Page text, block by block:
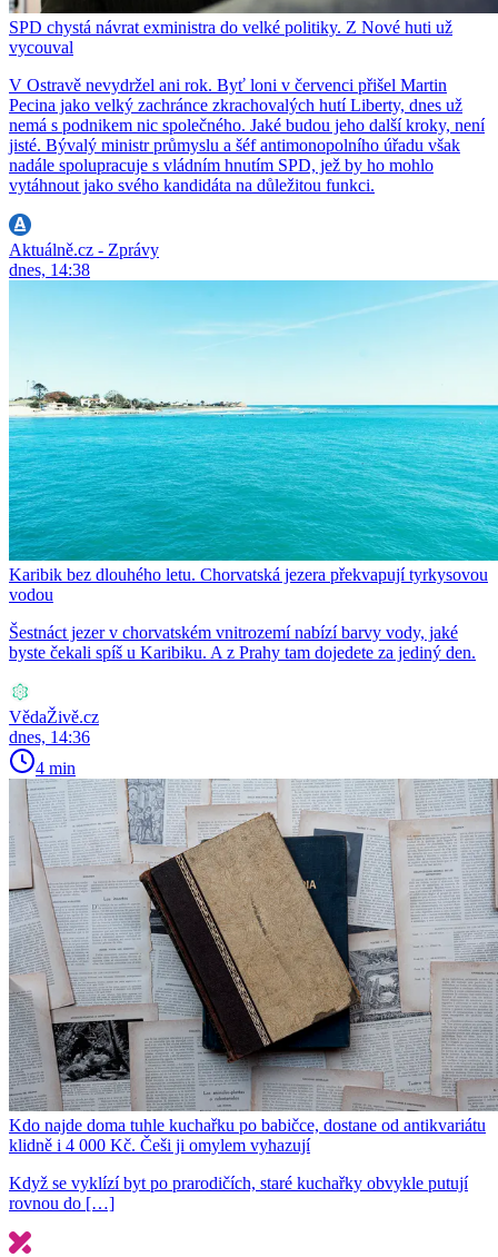
SPD chystá návrat exministra do velké politiky. Z Nové huti už
vycouval
V Ostravě nevydržel ani rok. Byť loni v červenci přišel Martin
Pecina jako velký zachránce zkrachovalých hutí Liberty, dnes už
nemá s podnikem nic společného. Jaké budou jeho další kroky, není
jisté. Bývalý ministr průmyslu a šéf antimonopolního úřadu však
nadále spolupracuje s vládním hnutím SPD, jež by ho mohlo
vytáhnout jako svého kandidáta na důležitou funkci.
Aktuálně.cz - Zprávy
dnes, 14:38
Karibik bez dlouhého letu. Chorvatská jezera překvapují tyrkysovou
vodou
Šestnáct jezer v chorvatském vnitrozemí nabízí barvy vody, jaké
byste čekali spíš u Karibiku. A z Prahy tam dojedete za jediný den.
VědaŽivě.cz
dnes, 14:36
4 min
Kdo najde doma tuhle kuchařku po babičce, dostane od antikvariátu
klidně i 4 000 Kč. Češi ji omylem vyhazují
Když se vyklízí byt po prarodičích, staré kuchařky obvykle putují
rovnou do […]